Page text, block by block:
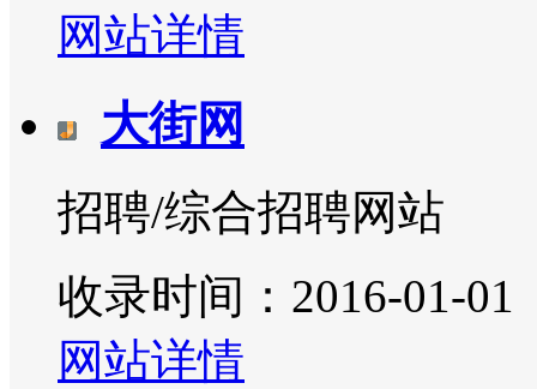
网站详情
大街网
招聘/综合招聘网站
收录时间：2016-01-01
网站详情